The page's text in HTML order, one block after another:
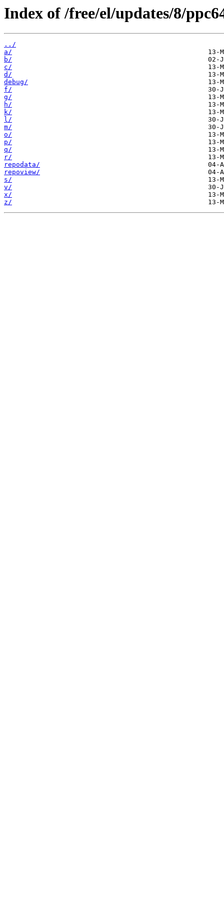
Index of /free/el/updates/8/
../
a/
b/
c/
d/
debug/
f/
g/
h/
k/
l/
m/
o/
p/
q/
r/
repodata/
repoview/
s/
v/
x/
z/